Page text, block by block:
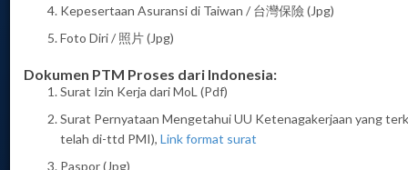
INFORMASI
PENDATAAN
KONTRAK) PMI
Kepesertaan Asuransi di Taiwan / 台灣保險 (Jpg)
Foto Diri / 照片 (Jpg)
Dokumen PTM Proses dari Indonesia:
Surat Izin Kerja dari MoL (Pdf)
Surat Pernyataan Mengetahui UU Ketenagakerjaan yang
telah di-ttd PMI), Link format surat
Paspor (Jpg)